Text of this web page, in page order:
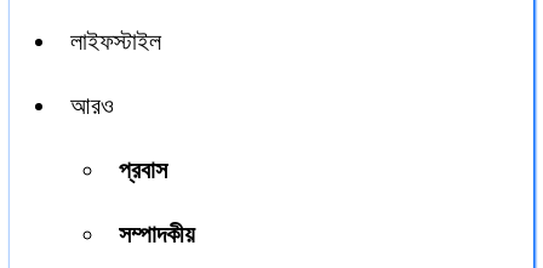
লাইফস্টাইল
আরও
প্রবাস
সম্পাদকীয়